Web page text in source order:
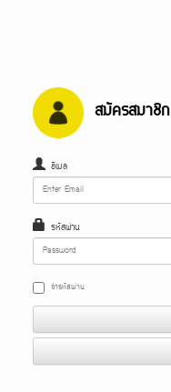
สมัครสมาชิก
อีเมล
รหัสผ่าน
จำรหัสผ่าน